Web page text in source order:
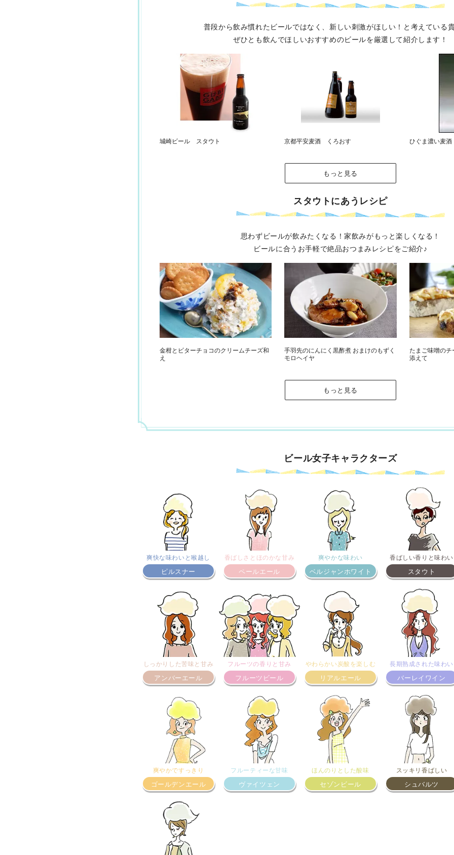
普段から飲み慣れたビールではなく、新しい刺激がほしい！と考えている
ぜひとも飲んでほしいおすすめのビールを厳選して紹介します！
城崎ビール スタウト 京都平安麦酒 くろおす ひぐま濃い麦酒
もっと見る
スタウトにあうレシピ
思わずビールが飲みたくなる！家飲みがもっと楽しくなる！
ビールに合うお手軽で絶品おつまみレシピをご紹介♪
金柑とビターチョコのクリームチーズ和
え
手羽先のにんにく黒酢煮 おまけのもずく
モロヘイヤ
たまご味噌のチ
添えて
もっと見る
ビール女子キャラクターズ
爽快な味わいと喉越し
ピルスナー
香ばしさとほのかな甘み
ペールエール
爽やかな味わい
ベルジャンホワイト
香ばしい香りと味わい
スタウト
しっかりした苦味と甘み
アンバーエール
フルーツの香りと甘み
フルーツビール
やわらかい炭酸を楽しむ
リアルエール
長期熟成された味わい
バーレイワイン
爽やかですっきり
ゴールデンエール
フルーティーな甘味
ヴァイツェン
ほんのりとした酸味
セゾンビール
スッキリ香ばしい
シュバルツ